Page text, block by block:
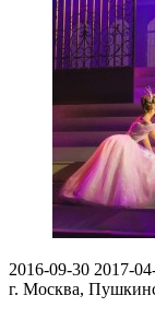
2016-09-30 2017-
г. Москва,